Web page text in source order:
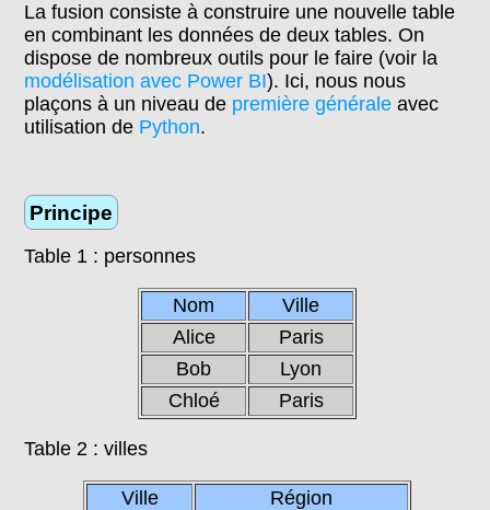
La fusion consiste à construire une nouvelle table
en combinant les données de deux tables. On
dispose de nombreux outils pour le faire (voir la
modélisation avec Power BI). Ici, nous nous
plaçons à un niveau de première générale avec
utilisation de Python.
Principe
Table 1 : personnes
Nom
Ville
Alice
Paris
Bob
Lyon
Chloé
Paris
Table 2 : villes
Ville
Région